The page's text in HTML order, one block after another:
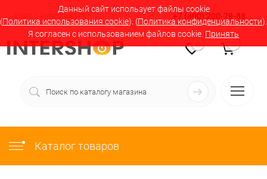
Данный сайт использует файлы cookie
(Политика использования cookie). (Политика конфиденциальности).
Я согласен с использованием файлов cookie. Принять
Вход Регистрация +7 (800) 200-79-88
Каталог товаров